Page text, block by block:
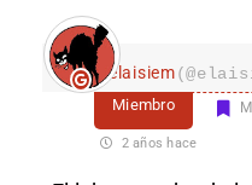
elaisiem
Miembro
2 años hace